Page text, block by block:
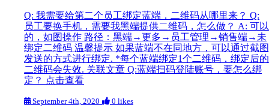
Q: 我需要给第二个员工绑定蓝端，二维码从哪里来？ Q:
员工要换手机，需要我黑端提供二维码，怎么做？ A: 可以
的，如图操作 路径：黑端→更多→员工管理→销售端→未
绑定二维码 温馨提示 如果蓝端不在同地方，可以通过截图
发送的方式进行绑定. *每个蓝端绑定1个二维码，绑定后的
二维码会失效. 关联文章 Q:蓝端扫码登陆账号，要怎么绑
定？ 点击查看
September 4th, 2020 0 likes